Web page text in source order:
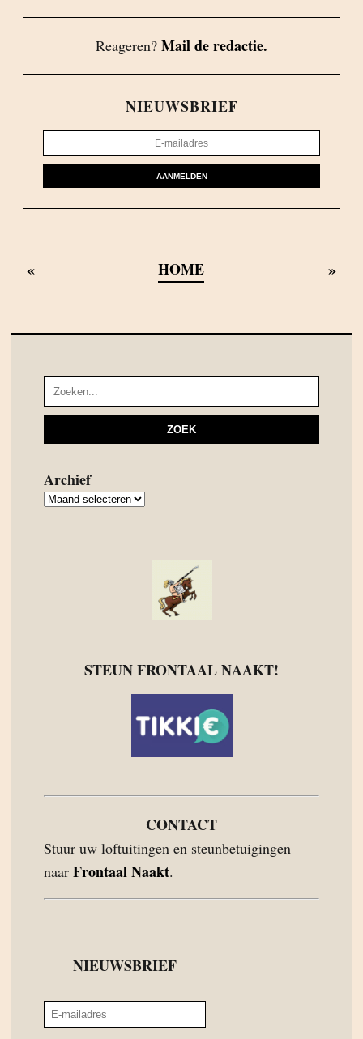
Reageren? Mail de redactie.
NIEUWSBRIEF
AANMELDEN
« HOME »
Archief
Archief
STEUN FRONTAAL NAAKT!
CONTACT
Stuur uw loftuitingen en steunbetuigingen
naar Frontaal Naakt.
NIEUWSBRIEF